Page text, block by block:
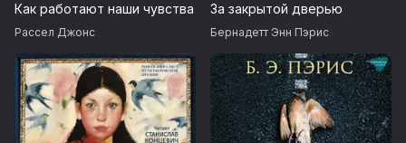
Как работают наши чувства
Рассел Джонс
За закрытой дверью
Бернадетт Энн Пэрис